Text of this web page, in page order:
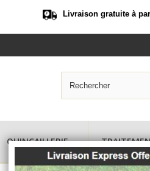
Livraison gratuite à
QUINCAILLERIE